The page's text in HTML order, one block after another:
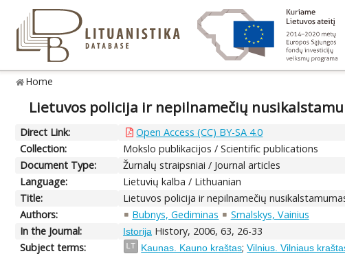
Home
Lietuvos policija ir nepilnamečių
Direct Link:
Open Access (CC) BY-SA 4.0
Collection:
Mokslo publikacijos / Scientific publications
Document Type:
Žurnalų straipsniai / Journal articles
Language:
Lietuvių kalba / Lithuanian
Title:
Lietuvos policija ir nepilnamečių
Authors:
Bubnys, Gediminas
Smalskys, Vainius
In the Journal:
Istorija History, 2006, 63, 26-33
Subject terms:
LT Kaunas. Kauno kraštas;Vilnius. Vilniaus